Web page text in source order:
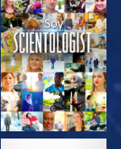
VE